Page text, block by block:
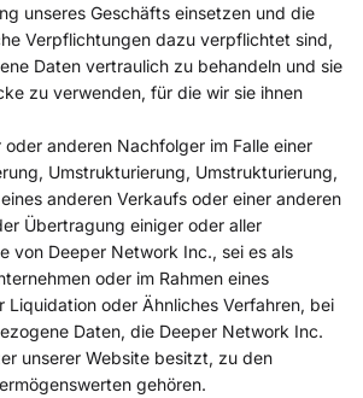
unseres Geschäfts einsetzen und die
Verpflichtungen dazu verpflichtet sind,
Daten vertraulich zu behandeln und sie
zu verwenden, für die wir sie ihnen
oder anderen Nachfolger im Falle einer
Umstrukturierung, Umstrukturierung,
anderen Verkaufs oder einer anderen
Übertragung einiger oder aller
von Deeper Network Inc., sei es als
oder im Rahmen eines
Liquidation oder Ähnliches Verfahren, bei
Daten, die Deeper Network Inc.
unserer Website besitzt, zu den
gehören.